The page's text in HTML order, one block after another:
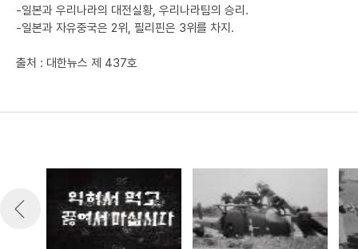
-일본과 우리나라의 대전실황, 우리나라팀의 승리.
-일본과 자유중국은 2위, 필리핀은 3위를 차지.
출처 : 대한뉴스 제 437호